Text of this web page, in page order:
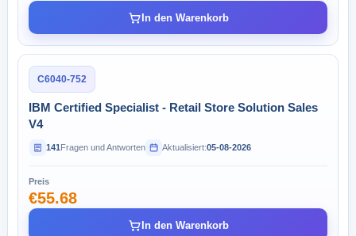
In den Warenkorb
C6040-752
IBM Certified Specialist - Retail Store Solution Sales
V4
141Fragen und Antworten Aktualisiert:05-08-2026
Preis
€55.68
In den Warenkorb